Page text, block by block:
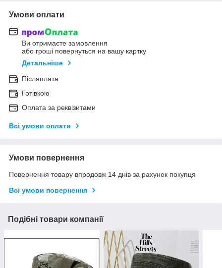
Умови оплати
Ви отримаєте замовлення
або гроші повернуться на вашу картку
Детальніше
Післяплата
Готівкою
Оплата за реквізитами
Всі умови оплати
Умови повернення
Повернення товару впродовж 14 днів за рахунок покупця
Всі умови повернення
Подібні товари компанії